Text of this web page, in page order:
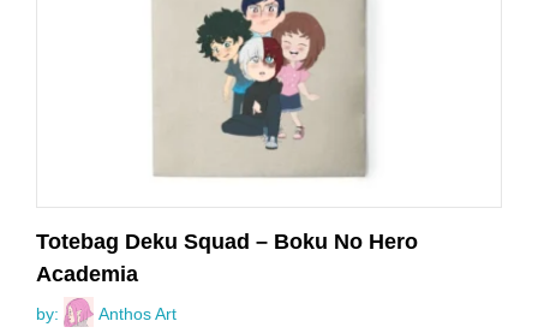
Totebag Deku Squad – Boku No Hero
Academia
by: Anthos Art